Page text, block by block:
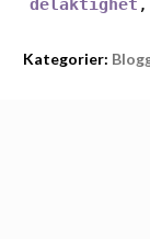
delaktighet ,
Kategorier: